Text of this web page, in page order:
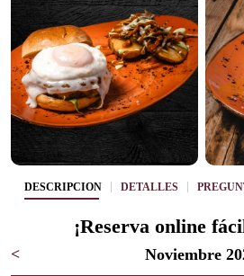
DESCRIPCIÓN DETALLES
¡Reserva online
< Noviembre